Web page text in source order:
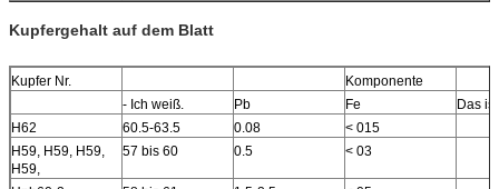
Kupfergehalt auf dem Blatt
Kupfer Nr.
Komponente
- Ich weiß.
Pb Fe
Das
H62
60.5-63.5 0.08
< 015
H59, H59, H59,
H59,
57 bis 60 0.5 < 03